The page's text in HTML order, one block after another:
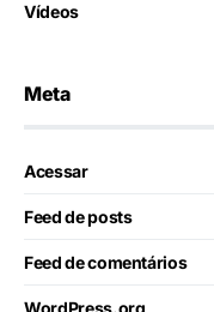
Vídeos
Meta
Acessar
Feed de posts
Feed de comentários